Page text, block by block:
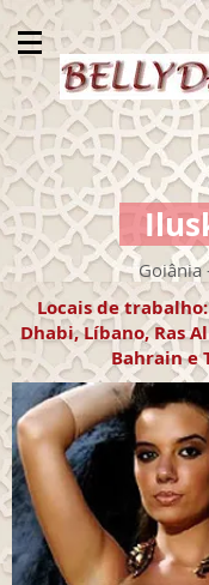
Goiânia
Locais de
Dhabi, Líbano, Ras
Bahrain e